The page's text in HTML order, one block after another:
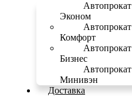
Автопрокат
Эконом
Автопрокат
Комфорт
Автопрокат
Бизнес
Автопрокат
Минивэн
Доставка